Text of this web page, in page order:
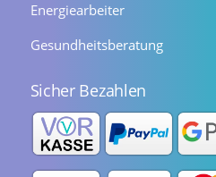
Energiearbeiter
Gesundheitsberatung
Sicher Bezahlen